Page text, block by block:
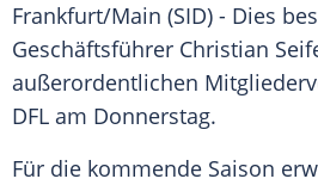
Frankfurt/Main (SID) - Dies
Geschäftsführer Christian
außerordentlichen
DFL am Donnerstag.
Für die kommende Saison